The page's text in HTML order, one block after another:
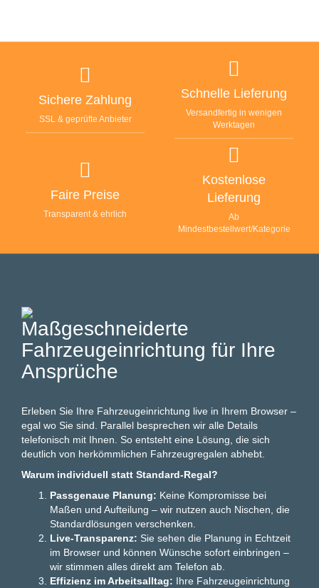
Sichere Zahlung
SSL & geprüfte Anbieter
Schnelle Lieferung
Versandfertig in wenigen
Werktagen
Faire Preise
Transparent & ehrlich
Kostenlose
Lieferung
Ab
Mindestbestellwert/Kategorie
Maßgeschneiderte
Fahrzeugeinrichtung für Ihre
Ansprüche
Erleben Sie Ihre Fahrzeugeinrichtung live in Ihrem Browser –
egal wo Sie sind. Parallel besprechen wir alle Details
telefonisch mit Ihnen. So entsteht eine Lösung, die sich
deutlich von herkömmlichen Fahrzeugregalen abhebt.
Warum individuell statt Standard-Regal?
Passgenaue Planung: Keine Kompromisse bei
Maßen und Aufteilung – wir nutzen auch Nischen, die
Standardlösungen verschenken.
Live-Transparenz: Sie sehen die Planung in Echtzeit
im Browser und können Wünsche sofort einbringen –
wir stimmen alles direkt am Telefon ab.
Effizienz im Arbeitsalltag: Ihre Fahrzeugeinrichtung